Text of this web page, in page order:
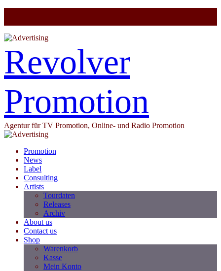
Revolver
Promotion
Agentur für TV Promotion, Online- und Radio Promotion
Promotion
News
Label
Consulting
Artists
Tourdaten
Releases
Archiv
About us
Contact us
Shop
Warenkorb
Kasse
Mein Konto